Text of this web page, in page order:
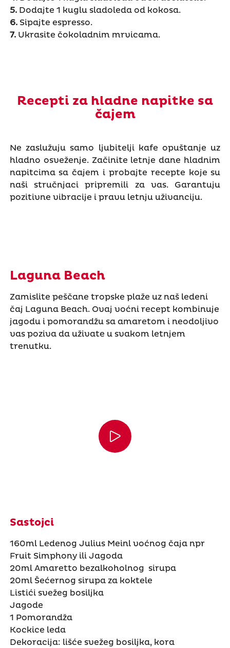
5.Dodajte 1 kuglu sladoleda od kokosa.
6.Sipajte espresso.
7. Ukrasite čokoladnim mrvicama.
Recepti za hladne napitke sa
čajem
Ne zaslužuju samo ljubitelji kafe opuštanje uz
hladno osveženje. Začinite letnje dane hladnim
napitcima sa čajem i probajte recepte koje su
naši stručnjaci pripremili za vas. Garantuju
pozitivne vibracije i pravu letnju uživanciju.
Laguna Beach
Zamislite peščane tropske plaže uz naš ledeni
čaj Laguna Beach. Ovaj voćni recept kombinuje
jagodu i pomorandžu sa amaretom i neodoljivo
vas poziva da uživate u svakom letnjem
trenutku.
Sastojci
160ml Ledenog Julius Meinl voćnog čaja npr
Fruit Simphony ili Jagoda
20ml Amaretto bezalkoholnog sirupa
20ml Šećernog sirupa za koktele
Listići svežeg bosiljka
Jagode
1 Pomorandža
Kockice leda
Dekoracija: lišće svežeg bosiljka, kora